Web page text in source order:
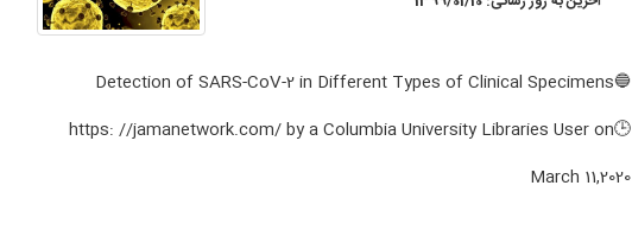
🔵Detection of SARS-CoV-2 in Different Types of Clinical Specimens
🕒https: //jamanetwork.com/ by a Columbia University Libraries User on
March 11,2020